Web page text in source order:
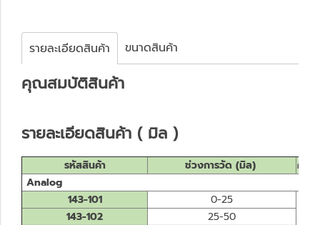
รายละเอียดสินค้า ขนาดสินค้า
คุณสมบัติสินค้า
รายละเอียดสินค้า ( มิล )
รหัสสินค้า ช่วงการวัด (มิล)
ค่าค
Analog
143-101
0-25
143-102
25-50